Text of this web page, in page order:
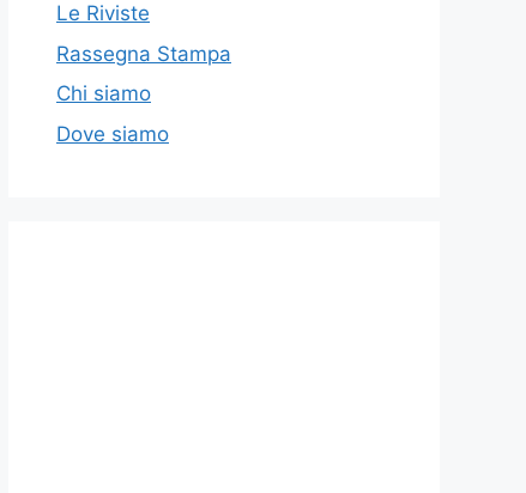
Le Riviste
Rassegna Stampa
Chi siamo
Dove siamo